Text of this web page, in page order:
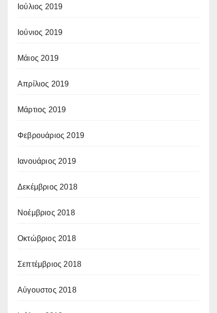
Ιούλιος 2019
Ιούνιος 2019
Μάιος 2019
Απρίλιος 2019
Μάρτιος 2019
Φεβρουάριος 2019
Ιανουάριος 2019
Δεκέμβριος 2018
Νοέμβριος 2018
Οκτώβριος 2018
Σεπτέμβριος 2018
Αύγουστος 2018